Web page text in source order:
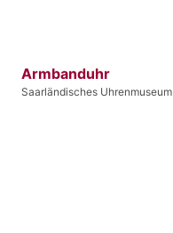
Armbanduhr
Saarländisches Uhrenmuseum